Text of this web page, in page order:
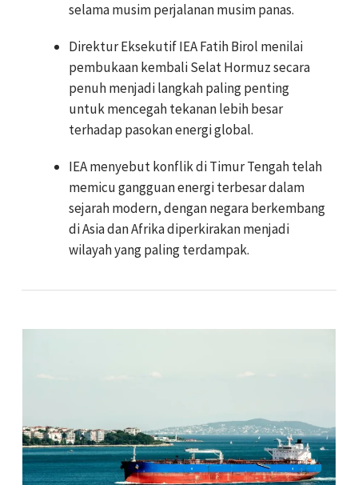
selama musim perjalanan musim panas.
Direktur Eksekutif IEA Fatih Birol menilai
pembukaan kembali Selat Hormuz secara
penuh menjadi langkah paling penting
untuk mencegah tekanan lebih besar
terhadap pasokan energi global.
IEA menyebut konflik di Timur Tengah telah
memicu gangguan energi terbesar dalam
sejarah modern, dengan negara berkembang
di Asia dan Afrika diperkirakan menjadi
wilayah yang paling terdampak.